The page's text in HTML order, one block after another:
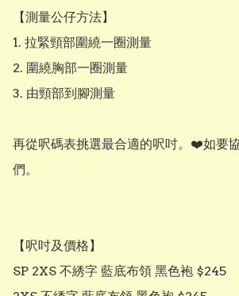
【測量公仔方法】
1. 拉緊頸部圍繞一圈測量
2. 圍繞胸部一圈測量
3. 由頸部到腳測量
再從呎碼表挑選最合適的呎吋。❤️如要
們。
【呎吋及價格】
SP 2XS 不綉字 藍底布領 黑色袍 $245